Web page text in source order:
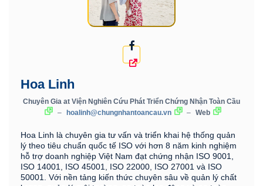
Hoa Linh
Chuyên Gia at Viện Nghiên Cứu Phát Triển Chứng Nhận Toàn Cầu
–
hoalinh@chungnhantoancau.vn – Web
Hoa Linh là chuyên gia tư vấn và triển khai hệ thống quản
lý theo tiêu chuẩn quốc tế ISO với hơn 8 năm kinh nghiệm
hỗ trợ doanh nghiệp Việt Nam đạt chứng nhận ISO 9001,
ISO 14001, ISO 45001, ISO 22000, ISO 27001 và ISO
50001. Với nền tảng kiến thức chuyên sâu về quản lý chất